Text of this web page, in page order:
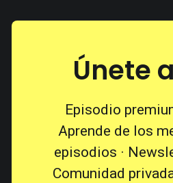
Únete
Episodio
Aprende de los
episodios ·
Comunidad